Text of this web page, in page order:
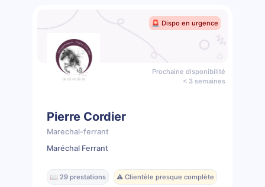
🚨 Dispo en urgence
Prochaine disponibilité
< 3 semaines
Pierre Cordier
Marechal-ferrant
Maréchal Ferrant
📖 29 prestations ⚠️ Clientèle presque complète